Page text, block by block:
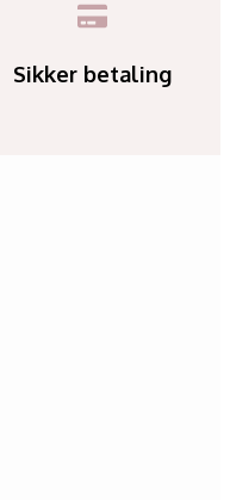
Sikker betaling